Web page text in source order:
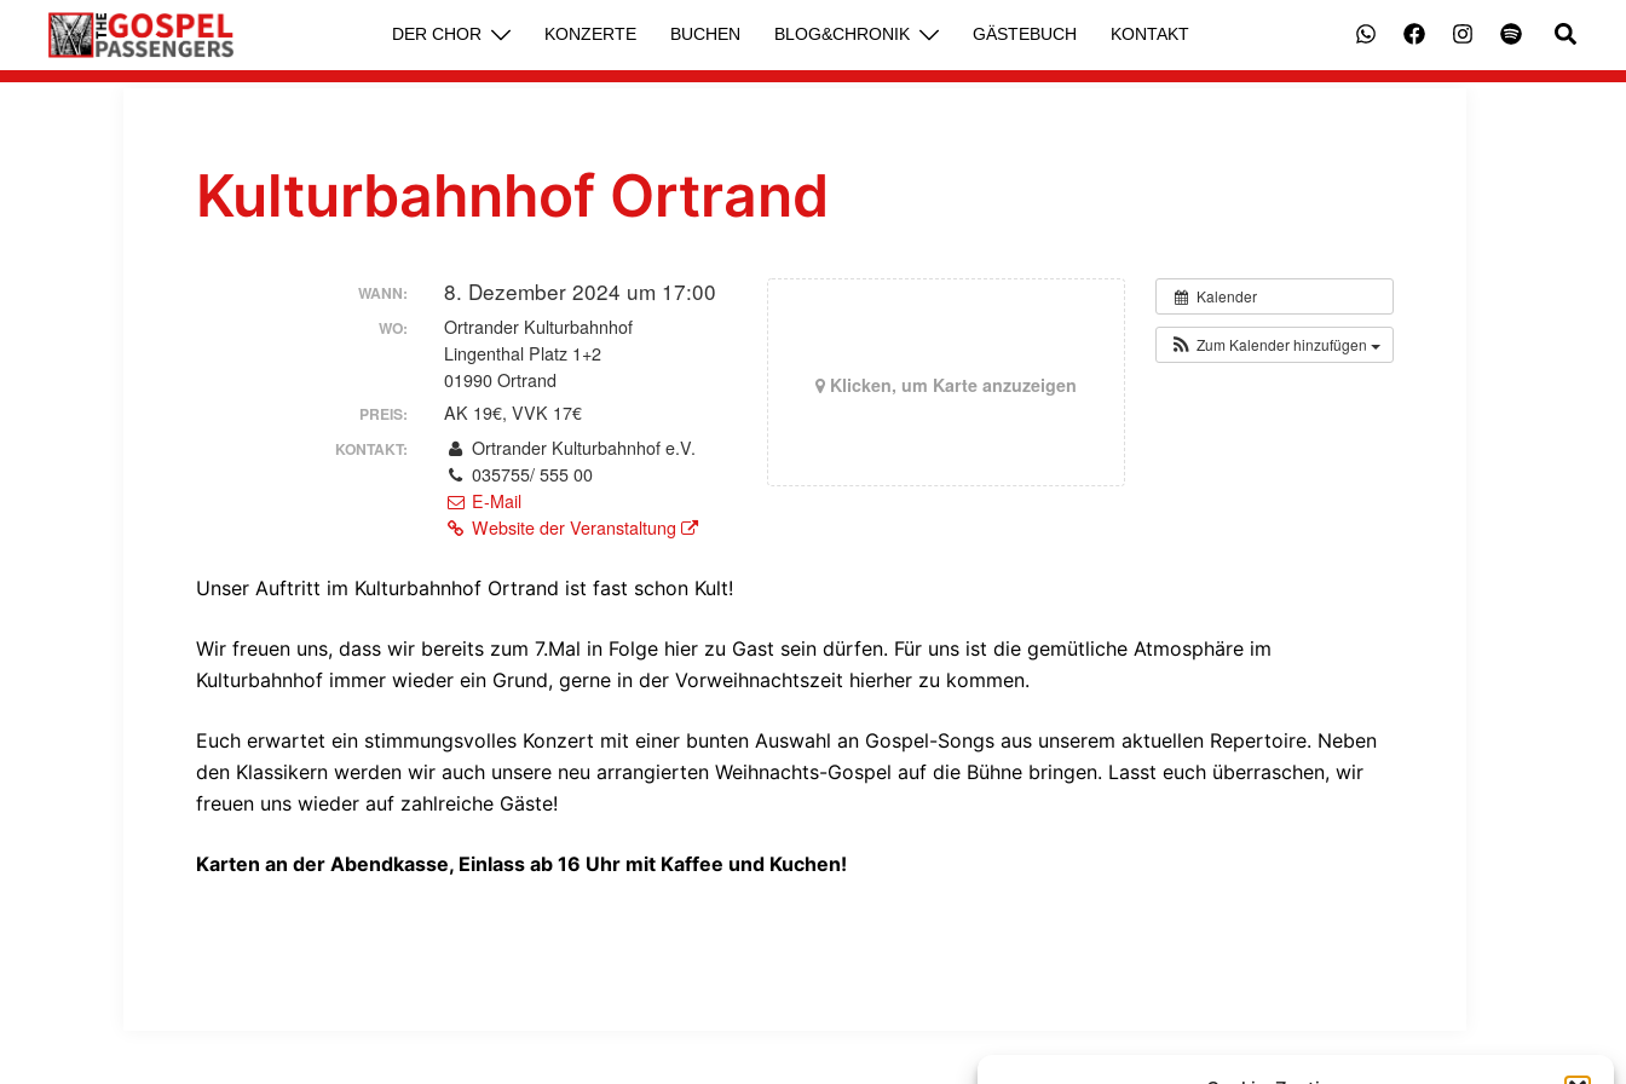
springen
DER CHOR KONZERTE BUCHEN BLOG&CHRONIK GÄSTEBUCH KONTAKT Suche
Kulturbahnhof Ortrand
Kalender
Zum Kalender hinzufügen
Klicken, um Karte anzuzeigen
WANN: 8. Dezember 2024 um 17:00
WO:
Ortrander Kulturbahnhof
Lingenthal Platz 1+2
01990 Ortrand
PREIS: AK 19€, VVK 17€
KONTAKT:
Ortrander Kulturbahnhof e.V.
035755/ 555 00
E-Mail
Website der Veranstaltung
Unser Auftritt im Kulturbahnhof Ortrand ist fast schon Kult!
Wir freuen uns, dass wir bereits zum 7.Mal in Folge hier zu Gast sein dürfen. Für uns ist die gemütliche Atmosphäre im
Kulturbahnhof immer wieder ein Grund, gerne in der Vorweihnachtszeit hierher zu kommen.
Euch erwartet ein stimmungsvolles Konzert mit einer bunten Auswahl an Gospel-Songs aus unserem aktuellen Repertoire. Neben
den Klassikern werden wir auch unsere neu arrangierten Weihnachts-Gospel auf die Bühne bringen. Lasst euch überraschen, wir
freuen uns wieder auf zahlreiche Gäste!
Karten an der Abendkasse, Einlass ab 16 Uhr mit Kaffee und Kuchen!